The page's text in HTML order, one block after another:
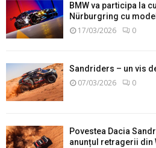
BMW va participa la
Nürburgring cu
17/03/2026 0
Sandriders – un vis
07/03/2026 0
Povestea Dacia
anunțul retragerii din